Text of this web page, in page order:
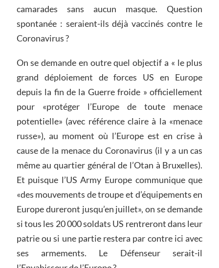
camarades sans aucun masque. Question
spontanée : seraient-ils déjà vaccinés contre le
Coronavirus ?
On se demande en outre quel objectif a « le plus
grand déploiement de forces US en Europe
depuis la fin de la Guerre froide » officiellement
pour «protéger l’Europe de toute menace
potentielle» (avec référence claire à la «menace
russe»), au moment où l’Europe est en crise à
cause de la menace du Coronavirus (il y a un cas
même au quartier général de l’Otan à Bruxelles).
Et puisque l’US Army Europe communique que
«des mouvements de troupe et d’équipements en
Europe dureront jusqu’en juillet», on se demande
si tous les 20 000 soldats US rentreront dans leur
patrie ou si une partie restera par contre ici avec
ses armements. Le Défenseur serait-il